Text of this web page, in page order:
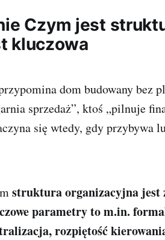
Czym jest
kluczowa
dom budowany bez
sprzedaż”, ktoś „pilnuje
się wtedy, gdy
struktura organizacyjna
parametry to m.in.
rozpiętość